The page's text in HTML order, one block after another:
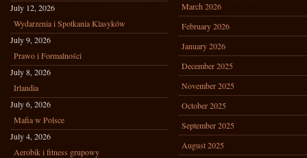
July 12, 2026
Wydarzenia i Spotkania Klasyków
July 9, 2026
Prawo i Formalności
July 8, 2026
Irlandia
July 6, 2026
Mafia w Polsce
July 4, 2026
Aerobik i fitness grupowy
March 2026
February 2026
January 2026
December 2025
November 2025
October 2025
September 2025
August 2025